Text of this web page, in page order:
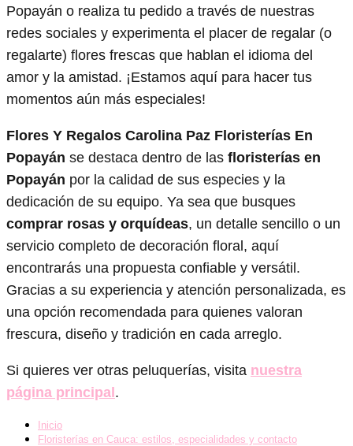
Popayán o realiza tu pedido a través de nuestras
redes sociales y experimenta el placer de regalar (o
regalarte) flores frescas que hablan el idioma del
amor y la amistad. ¡Estamos aquí para hacer tus
momentos aún más especiales!
Flores Y Regalos Carolina Paz Floristerías En
Popayán se destaca dentro de las floristerías en
Popayán por la calidad de sus especies y la
dedicación de su equipo. Ya sea que busques
comprar rosas y orquídeas, un detalle sencillo o un
servicio completo de decoración floral, aquí
encontrarás una propuesta confiable y versátil.
Gracias a su experiencia y atención personalizada, es
una opción recomendada para quienes valoran
frescura, diseño y tradición en cada arreglo.
Si quieres ver otras peluquerías, visita nuestra
página principal.
Inicio
Floristerías en Cauca: estilos, especialidades y contacto